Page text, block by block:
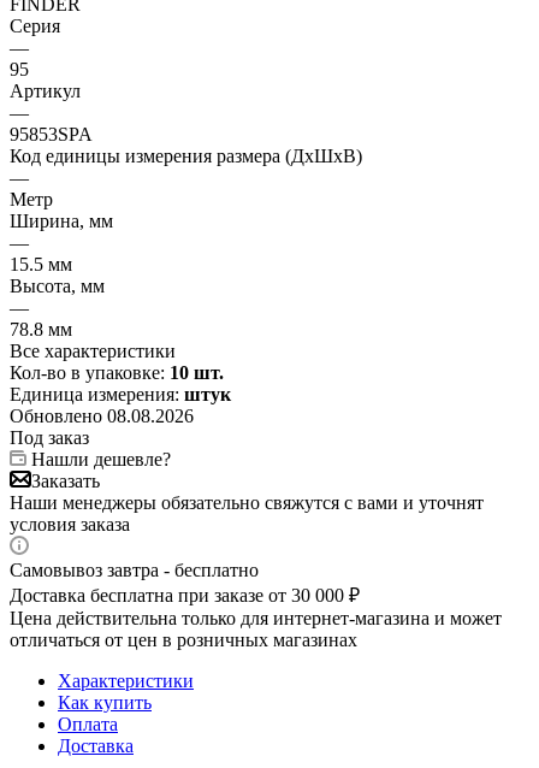
Серия
—
95
Артикул
—
95853SPA
Код единицы измерения размера (ДхШхВ)
—
Метр
Ширина, мм
—
15.5 мм
Высота, мм
—
78.8 мм
Все характеристики
Кол-во в упаковке: 10 шт.
Единица измерения: штук
Обновлено 08.08.2026
Под заказ
Нашли дешевле?
Заказать
Наши менеджеры обязательно свяжутся с вами и уточнят
условия заказа
Самовывоз завтра - бесплатно
Доставка бесплатна при заказе от 30 000 ₽
Цена действительна только для интернет-магазина и может
отличаться от цен в розничных магазинах
Характеристики
Как купить
Оплата
Доставка